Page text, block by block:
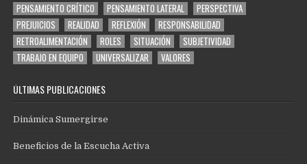
PENSAMIENTO CRÍTICO
PENSAMIENTO LATERAL
PERSPECTIVA
PREJUICIOS
REALIDAD REFLEXIÓN
RESPONSABILIDAD
RETROALIMENTACIÓN
ROLES SITUACIÓN
SUBJETIVIDAD
TRABAJO EN EQUIPO
UNIVERSALIZAR VALORES
ÚLTIMAS PUBLICACIONES
Dinámica Sumergirse
Beneficios de la Escucha Activa